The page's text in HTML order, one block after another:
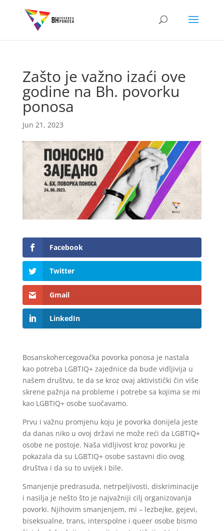
Zašto je važno izaći ove
godine na Bh. povorku
ponosa
Jun 21, 2023
Facebook
Twitter
Gmail
LinkedIn
Bosanskohercegovačka povorka ponosa je nastala
kao potreba LGBTIQ+ zajednice da bude vidljivija u
našem društvu, te da se kroz ovaj aktivistički čin više
skrene pažnja na probleme i potrebe sa kojima se mi
kao LGBTIQ+ osobe suočavamo.
Prvu i važnu promjenu koju je povorka donijela jeste
da danas niko u ovoj državi ne može reći da LGBTIQ+
osobe ne postoje. Naša vidljivost kroz povorku je
pokazala da su LGBTIQ+ osobe sastavni dio ovog
društva i da su to uvijek i bile.
Smanjenje predrasuda, netrpeljivosti, diskriminacije
i nasilja je nešto što je najvažniji cilj organizovanja
povorki. Njihovim smanjenjem, mi – lezbejke, gejevi,
biseksualne, trans, interspolne i queer osobe bismo